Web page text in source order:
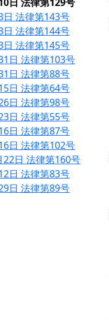
日 法律第143号
日 法律第144号
日 法律第145号
日 法律第103号
日 法律第88号
日 法律第64号
日 法律第98号
日 法律第55号
日 法律第87号
日 法律第102号
日 法律第160号
日 法律第83号
日 法律第89号